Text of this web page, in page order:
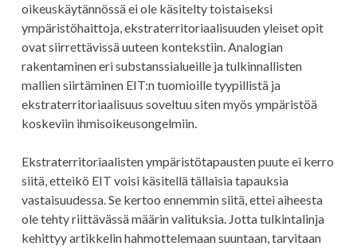
oikeuskäytännössä ei ole käsitelty toistaiseksi
ympäristöhaittoja, ekstraterritoriaalisuuden yleiset opit
ovat siirrettävissä uuteen kontekstiin. Analogian
rakentaminen eri substanssialueille ja tulkinnallisten
mallien siirtäminen EIT:n tuomioille tyypillistä ja
ekstraterritoriaalisuus soveltuu siten myös ympäristöä
koskeviin ihmisoikeusongelmiin.
Ekstraterritoriaalisten ympäristötapausten puute ei kerro
siitä, etteikö EIT voisi käsitellä tällaisia tapauksia
vastaisuudessa. Se kertoo ennemmin siitä, ettei aiheesta
ole tehty riittävässä määrin valituksia. Jotta tulkintalinja
kehittyy artikkelin hahmottelemaan suuntaan, tarvitaan